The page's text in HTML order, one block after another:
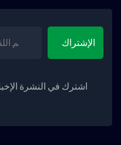
اشترك في النشرة